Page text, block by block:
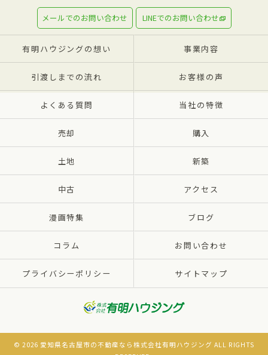
メールでのお問い合わせ LINEでのお問い合わせ
有明ハウジングの想い 事業内容
引渡しまでの流れ お客様の声
よくある質問 当社の特徴
売却 購入
土地 新築
中古 アクセス
漫画特集 ブログ
コラム お問い合わせ
プライバシーポリシー サイトマップ
© 2026 愛知県名古屋市の不動産なら株式会社有明ハウジング ALL RIGHTS